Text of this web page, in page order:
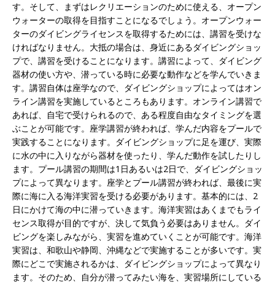
す。そして、まずはレクリエーションのために使える、オープン
ウォーターの取得を目指すことになるでしょう。オープンウォー
ターのダイビングライセンスを取得するためには、講習を受けな
ければなりません。大抵の場合は、身近にあるダイビングショッ
プで、講習を受けることになります。講習によって、ダイビング
器材の使い方や、潜っている時に必要な動作などを学んでいきま
す。講習自体は座学なので、ダイビングショップによってはオン
ライン講習を実施しているところもあります。オンライン講習で
あれば、自宅で受けられるので、ある程度自由なタイミングを選
ぶことが可能です。座学講習が終われば、学んだ内容をプールで
実践することになります。ダイビングショップに足を運び、実際
に水の中に入りながら器材を使ったり、学んだ動作を試したりし
ます。プール講習の期間は1日あるいは2日で、ダイビングショッ
プによって異なります。座学とプール講習が終われば、最後に実
際に海に入る海洋実習を受ける必要があります。基本的には、2
日にかけて海の中に潜っていきます。海洋実習はあくまでもライ
センス取得が目的ですが、決して気負う必要はありません。ダイ
ビングを楽しみながら、実習を進めていくことが可能です。海洋
実習は、和歌山や静岡、沖縄などで実施することが多いです。実
際にどこで実施されるかは、ダイビングショップによって異なり
ます。そのため、自分が潜ってみたい海を、実習場所にしている